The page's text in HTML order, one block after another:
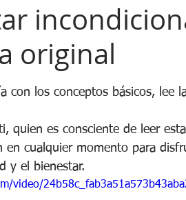
original
con los conceptos básicos, lee
quien es consciente de leer
en cualquier momento para
y el bienestar.
video/